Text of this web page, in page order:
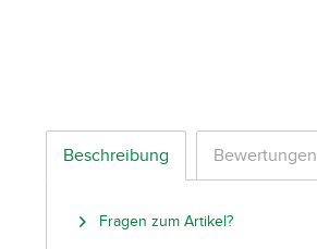
Beschreibung Bewertungen
Fragen zum Artikel?